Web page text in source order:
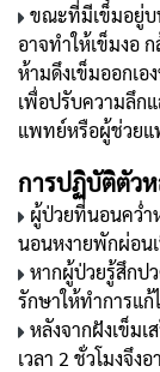
ขณะที่มีเข็มอยู่บ
อาจทำให้เข็มงอ
ห้ามดึงเข็มออกเอ
เพื่อปรับความลึก
แพทย์หรือผู้ช่วย
การปฏิบัติตัวห
ผู้ป่วยที่นอนคว่ำ
นอนหงายพักผ่อน
หากผู้ป่วยรู้สึกป
รักษาให้ทำการแก้
หลังจากฝังเข็มเ
เวลา 2 ชั่วโมงจึง